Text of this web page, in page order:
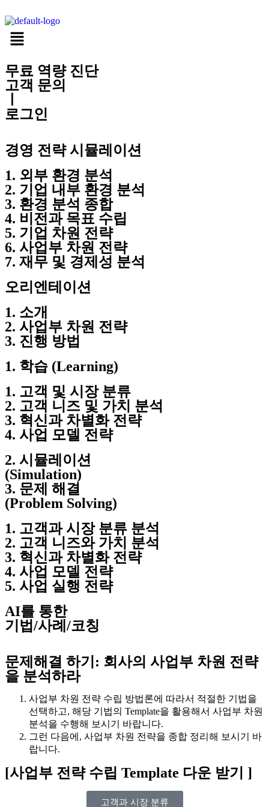
무료 역량 진단
고객 문의
로그인
경영 전략 시뮬레이션
1. 외부 환경 분석
2. 기업 내부 환경 분석
3. 환경 분석 종합
4. 비전과 목표 수립
5. 기업 차원 전략
6. 사업부 차원 전략
7. 재무 및 경제성 분석
오리엔테이션
1. 소개
2. 사업부 차원 전략
3. 진행 방법
1. 학습 (Learning)
1. 고객 및 시장 분류
2. 고객 니즈 및 가치 분석
3. 혁신과 차별화 전략
4. 사업 모델 전략
2. 시뮬레이션
(Simulation)
3. 문제 해결
(Problem Solving)
1. 고객과 시장 분류 분석
2. 고객 니즈와 가치 분석
3. 혁신과 차별화 전략
4. 사업 모델 전략
5. 사업 실행 전략
AI를 통한
기법/사례/코칭
문제해결 하기: 회사의 사업부 차원 전략
을 분석하라
사업부 차원 전략 수립 방법론에 따라서 적절한 기법을
선택하고, 해당 기법의 Template을 활용해서 사업부 차원
분석을 수행해 보시기 바랍니다.
그런 다음에, 사업부 차원 전략을 종합 정리해 보시기 바
랍니다.
[사업부 전략 수립 Template 다운 받기 ]
고객과 시장 분류